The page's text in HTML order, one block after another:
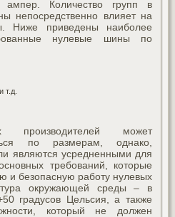
Количество групп в
непосредственно влияет на
Ниже приведены наиболее
нулевые шины по
т.д.
производителей может
по размерам, однако,
являются усредненными для
требований, которые
и безопасную работу нулевых
окружающей среды – в
градусов Цельсия, а также
который не должен